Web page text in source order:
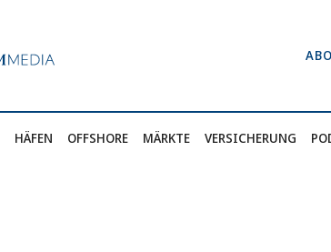
HÄFEN OFFSHORE MÄRKTE VERSICHERUNG